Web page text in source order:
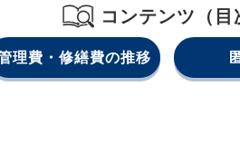
コンテンツ（目
理費・修繕費の推移